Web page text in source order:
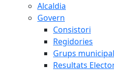
Alcaldia
Govern
Consistori
Regidories
Grups
Resultats